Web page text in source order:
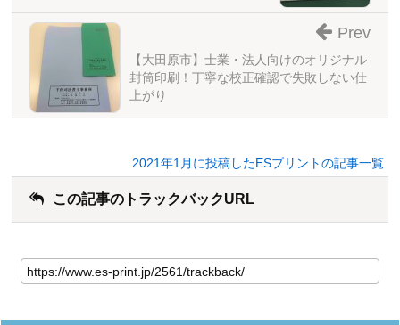
【大田原市】士業・法人向けのオリジナル
封筒印刷！丁寧な校正確認で失敗しない仕
上がり
Prev
2021年1月に投稿したESプリントの記事一覧
この記事のトラックバックURL